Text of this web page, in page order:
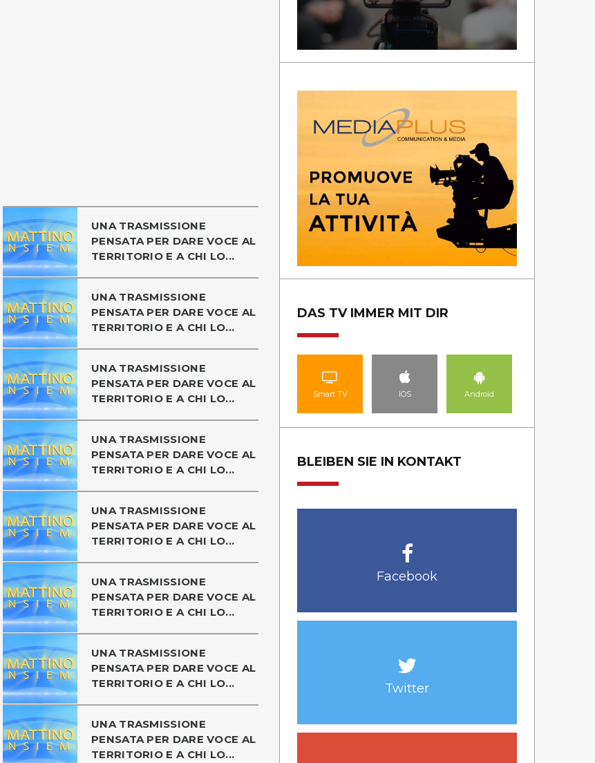
UNA TRASMISSIONE
PENSATA PER DARE VOCE AL
TERRITORIO E A CHI LO...
UNA TRASMISSIONE
PENSATA PER DARE VOCE AL
TERRITORIO E A CHI LO...
UNA TRASMISSIONE
PENSATA PER DARE VOCE AL
TERRITORIO E A CHI LO...
UNA TRASMISSIONE
PENSATA PER DARE VOCE AL
TERRITORIO E A CHI LO...
UNA TRASMISSIONE
PENSATA PER DARE VOCE AL
TERRITORIO E A CHI LO...
UNA TRASMISSIONE
PENSATA PER DARE VOCE AL
TERRITORIO E A CHI LO...
UNA TRASMISSIONE
PENSATA PER DARE VOCE AL
TERRITORIO E A CHI LO...
UNA TRASMISSIONE
PENSATA PER DARE VOCE AL
TERRITORIO E A CHI LO...
DAS TV IMMER MIT DIR
Smart TV IOS Android
BLEIBEN SIE IN KONTAKT
Facebook
Twitter